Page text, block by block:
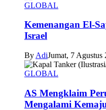
GLOBAL
Kemenangan El-
Israel
By AdiJumat, 7 Agustus
GLOBAL
AS Mengklaim
Mengalami